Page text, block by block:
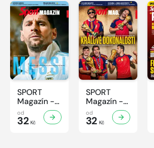
SPORT
Magazín -
32/2026
od
32 Kč
SPORT
Magazín -
31/2026
od
32 Kč